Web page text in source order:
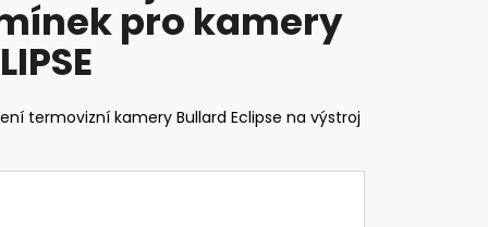
pro kamery
termovizní kamery Bullard Eclipse na výstroj